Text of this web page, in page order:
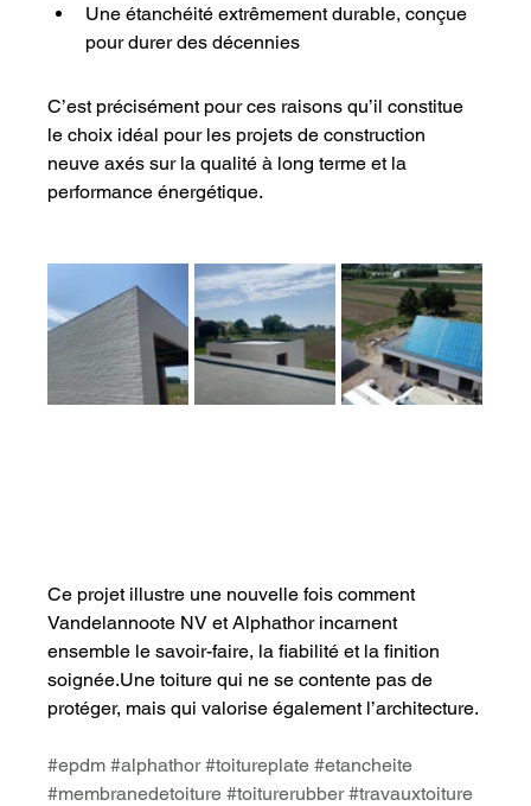
Une étanchéité extrêmement durable, conçue
pour durer des décennies
C’est précisément pour ces raisons qu’il constitue
le choix idéal pour les projets de construction
neuve axés sur la qualité à long terme et la
performance énergétique.
Ce projet illustre une nouvelle fois comment
Vandelannoote NV et Alphathor incarnent
ensemble le savoir-faire, la fiabilité et la finition
soignée.Une toiture qui ne se contente pas de
protéger, mais qui valorise également l’architecture.
#epdm #alphathor #toitureplate #etancheite
#membranedetoiture #toiturerubber #travauxtoiture